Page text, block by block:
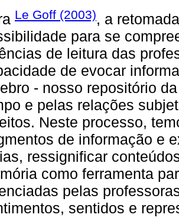
Le Goff (2003), a
para se
de leitura das
de evocar
- nosso repositório
e pelas relações
Neste processo,
de informação e
ressignificar
como ferramenta
pelas
sentidos e